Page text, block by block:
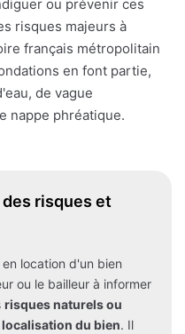
ou prévenir ces
risques majeurs à
français métropolitain
en font partie,
de vague
nappe phréatique.
des risques et
location d'un bien
ou le bailleur à informer
risques naturels ou
du bien. Il